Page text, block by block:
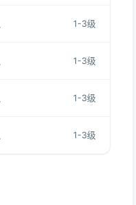
1-3级
1-3级
1-3级
1-3级